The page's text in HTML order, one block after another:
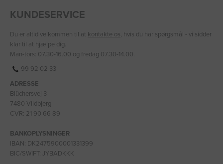
KUNDESERVICE
Du er altid velkommen til at kontakte os, hvis du har spørgsmål - vi sidder
klar til at hjælpe dig.
Man-tors: 07.30-16.00 og fredag 07.30-14.00.
99 92 02 33
ADRESSE
Blüchersvej 3
7480 Vildbjerg
CVR: 21 90 66 89
BANKOPLYSNINGER
IBAN: DK2475900001331399
BIC/SWIFT: JYBADKKK